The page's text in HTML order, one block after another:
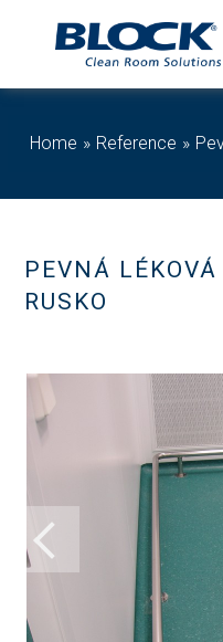
Home Reference
PEVNÁ
RUSKO